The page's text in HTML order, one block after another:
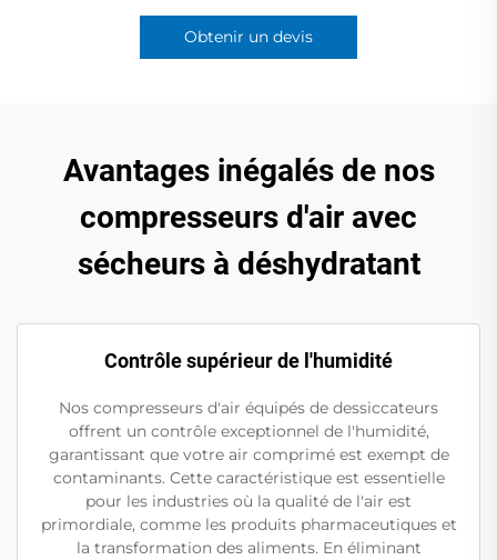
Obtenir un devis
Avantages inégalés de nos
compresseurs d'air avec
sécheurs à déshydratant
Contrôle supérieur de l'humidité
Nos compresseurs d'air équipés de dessiccateurs
offrent un contrôle exceptionnel de l'humidité,
garantissant que votre air comprimé est exempt de
contaminants. Cette caractéristique est essentielle
pour les industries où la qualité de l'air est
primordiale, comme les produits pharmaceutiques et
la transformation des aliments. En éliminant